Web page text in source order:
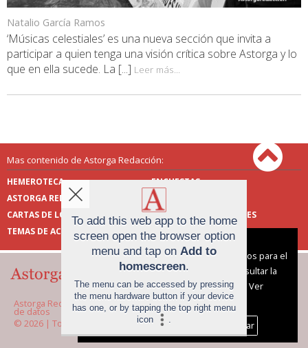
Natalio García Ramos
‘Músicas celestiales’ es una nueva sección que invita a
participar a quien tenga una visión crítica sobre Astorga y lo
que en ella sucede. La [...] Leer más...
Mas contenido de Astorga Redacción:
HEMEROTECA
ENCUESTAS
ASTORGA REDACCIÓN
PUBLICIDAD
CARTAS DE LOS LECTORES
FOTOS DE LOS LECTORES
TEMAS DE ACTUALIDAD
Astorga Redacción |Términos de uso|Protección
de datos
© 2026 | Todos los derechos reservados
To add this web app to the home
screen open the browser option
menu and tap on Add to
homescreen.
The menu can be accessed by pressing
the menu hardware button if your device
has one, or by tapping the top right menu
icon
.
Aviso sobre el Uso de cookies:
Utilizamos cookies nuestras y de terceros para el
funcionamiento del digital. Puedes consultar la
lista de cookies y como desconectarlas.
Ver
nuestra Política de Privacidad y Cookies
Aceptar Cookies
Personalizar